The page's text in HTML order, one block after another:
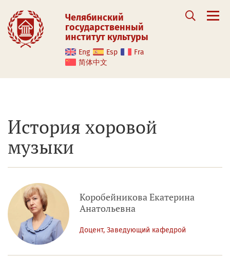
Челябинский
государственный
институт культуры
Eng Esp
Fra
简体中文
История хоровой
музыки
Коробейникова Екатерина
Анатольевна
Доцент, Заведующий кафедрой